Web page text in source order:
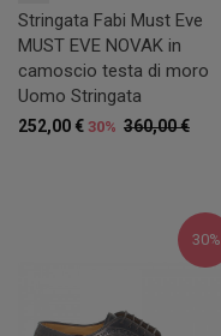
Stringata Fabi Must Eve
MUST EVE NOVAK in
camoscio testa di moro
Uomo Stringata
360,00 €
252,00 € 30%
30%